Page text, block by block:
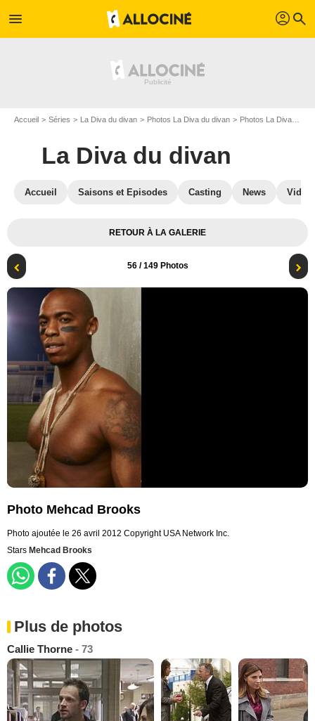
menu profil search
Accueil Séries La Diva du divan Photos La Diva du divan Photos La Diva du divan S02
La Diva du divan
Accueil Saisons et Episodes Casting News
RETOUR À LA GALERIE
56/ 149 Photos
Photo Mehcad Brooks
Photo ajoutée le 26 avril 2012 Copyright USA Network Inc.
Stars Mehcad Brooks
Plus de photos
Callie Thorne - 73